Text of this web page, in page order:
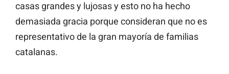
casas grandes y lujosas y esto no ha hecho
demasiada gracia porque consideran que no es
representativo de la gran mayoría de familias
catalanas.